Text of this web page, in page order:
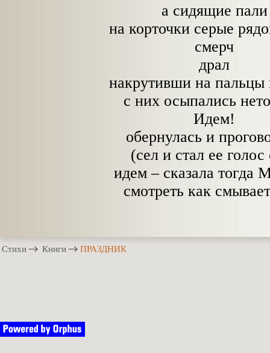
а сидящие пали
на корточки серые
смерч
драл
накрутивши на
с них осыпались
Идем!
обернулась и
(сел и стал ее
идем – сказала тогда
смотреть как
Стихи Книги ПРАЗДНИК